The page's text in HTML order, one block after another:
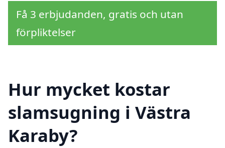
Få 3 erbjudanden, gratis och utan
förpliktelser
Hur mycket kostar
slamsugning i Västra
Karaby?